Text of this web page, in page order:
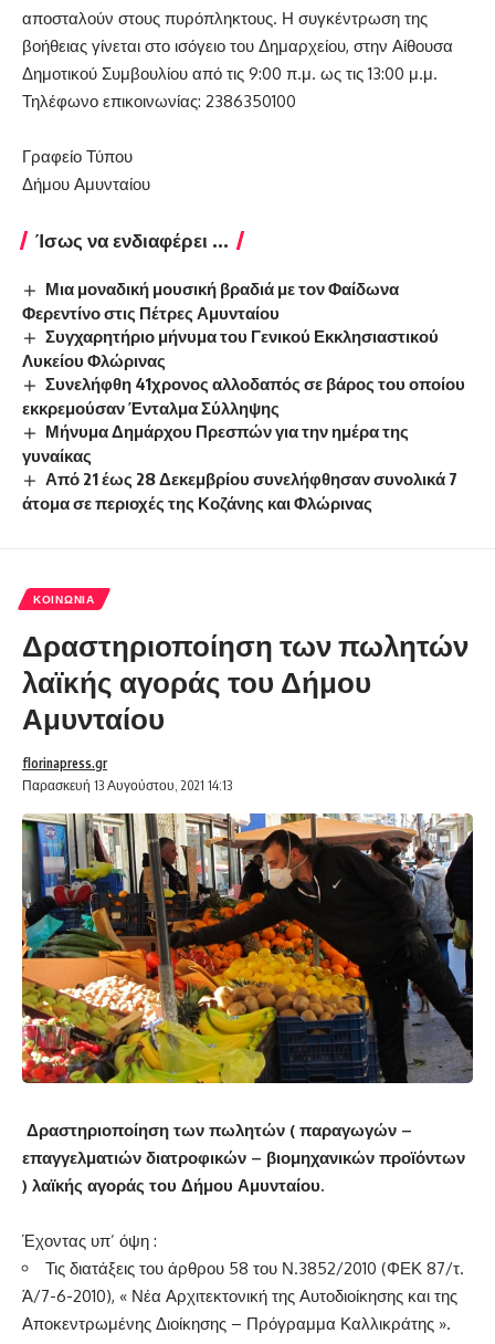
αποσταλούν στους πυρόπληκτους. Η συγκέντρωση της
βοήθειας γίνεται στο ισόγειο του Δημαρχείου, στην Αίθουσα
Δημοτικού Συμβουλίου από τις 9:00 π.μ. ως τις 13:00 μ.μ.
Τηλέφωνο επικοινωνίας: 2386350100
Γραφείο Τύπου
Δήμου Αμυνταίου
Ίσως να ενδιαφέρει ...
Μια μοναδική μουσική βραδιά με τον Φαίδωνα
Φερεντίνο στις Πέτρες Αμυνταίου
Συγχαρητήριο μήνυμα του Γενικού Εκκλησιαστικού
Λυκείου Φλώρινας
Συνελήφθη 41χρονος αλλοδαπός σε βάρος του οποίου
εκκρεμούσαν Ένταλμα Σύλληψης
Μήνυμα Δημάρχου Πρεσπών για την ημέρα της
γυναίκας
Από 21 έως 28 Δεκεμβρίου συνελήφθησαν συνολικά 7
άτομα σε περιοχές της Κοζάνης και Φλώρινας
ΚΟΙΝΩΝΊΑ
Δραστηριοποίηση των πωλητών
λαϊκής αγοράς του Δήμου
Αμυνταίου
Παρασκευή 13 Αυγούστου, 2021 14:13
florinapress.gr
Δραστηριοποίηση των πωλητών ( παραγωγών –
επαγγελματιών διατροφικών – βιομηχανικών προϊόντων
) λαϊκής αγοράς του Δήμου Αμυνταίου.
Έχοντας υπ’ όψη :
Τις διατάξεις του άρθρου 58 του Ν.3852/2010 (ΦΕΚ 87/τ.
Ά/7-6-2010), « Νέα Αρχιτεκτονική της Αυτοδιοίκησης και της
Αποκεντρωμένης Διοίκησης – Πρόγραμμα Καλλικράτης ».